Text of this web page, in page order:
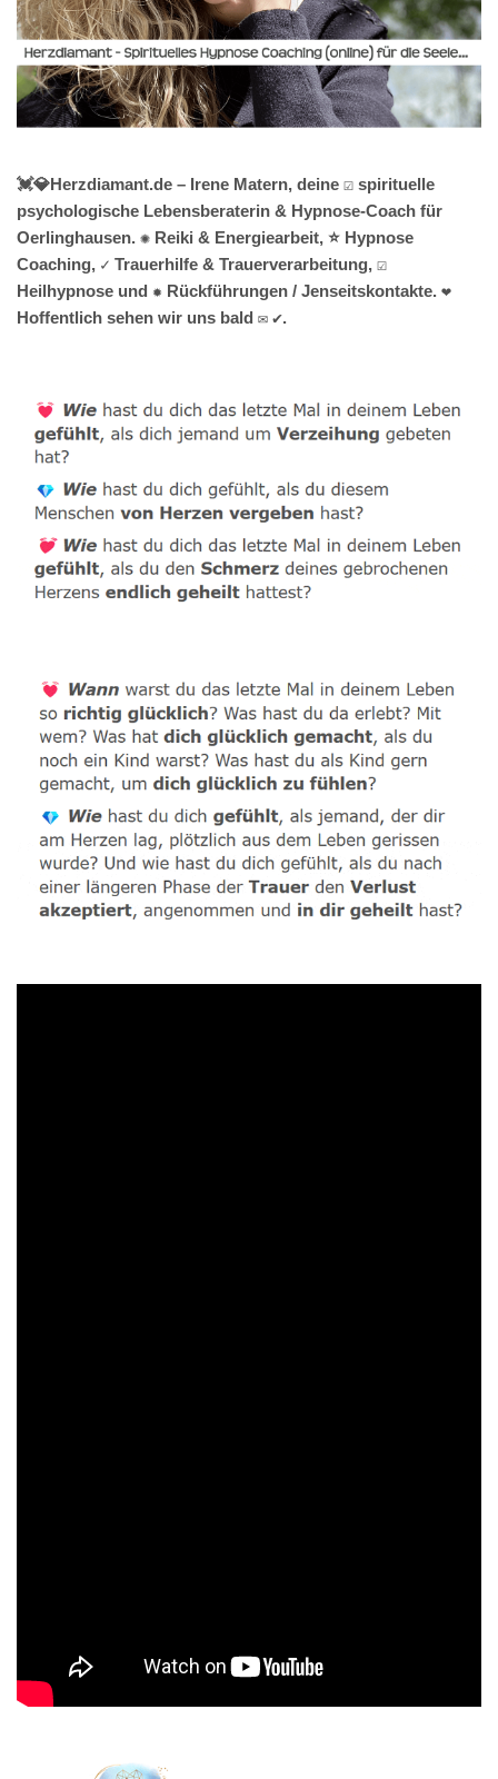
💓️💎Herzdiamant.de – Irene Matern, deine ☑️ spirituelle
psychologische Lebensberaterin & Hypnose-Coach für
Oerlinghausen. ✺ Reiki & Energiearbeit, ⭐ Hypnose
Coaching, ✓ Trauerhilfe & Trauerverarbeitung, ☑️
Heilhypnose und ✹ Rückführungen / Jenseitskontakte. ❤
Hoffentlich sehen wir uns bald ✉ ✔.